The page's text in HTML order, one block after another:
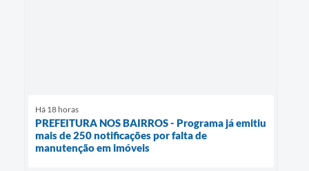
Há 18 horas
PREFEITURA NOS BAIRROS - Programa já emitiu
mais de 250 notificações por falta de
manutenção em imóveis